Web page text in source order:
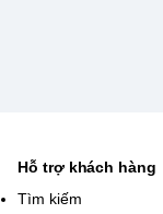
Hỗ trợ khách hàng
Tìm kiếm